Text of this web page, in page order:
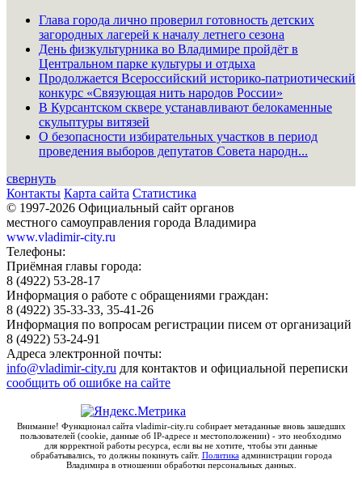
Глава города лично проверил готовность детских
загородных лагерей к началу летнего сезона
День физкультурника во Владимире пройдёт в
Центральном парке культуры и отдыха
Продолжается Всероссийский историко-патриотический
конкурс «Связующая нить народов России»
В Курсантском сквере устанавливают белокаменные
скульптуры витязей
О безопасности избирательных участков в период
проведения выборов депутатов Совета народн...
свернуть
Контакты Карта сайта Статистика
© 1997-2026 Официальный сайт органов
местного самоуправления города Владимира
www.vladimir-city.ru
Телефоны:
Приёмная главы города:
8 (4922) 53-28-17
Информация о работе с обращениями граждан:
8 (4922) 35-33-33, 35-41-26
Информация по вопросам регистрации писем от организаций
8 (4922) 53-24-91
Адреса электронной почты:
info@vladimir-city.ru для контактов и официальной переписки
сообщить об ошибке на сайте
Внимание! Функционал сайта vladimir-city.ru собирает метаданные вновь зашедших
пользователей (cookie, данные об IP-адресе и местоположении) - это необходимо
для корректной работы ресурса, если вы не хотите, чтобы эти данные
обрабатывались, то должны покинуть сайт. Политикаадминистрации города
Владимира в отношении обработки персональных данных.